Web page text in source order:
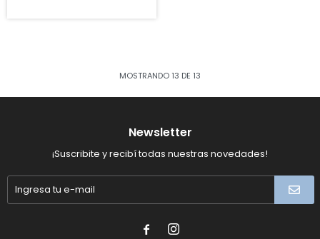
MOSTRANDO 13 DE 13
Newsletter
¡Suscribite y recibí todas nuestras novedades!
 